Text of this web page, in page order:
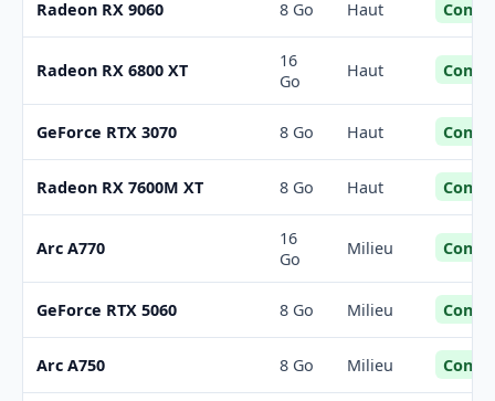
Radeon RX 9060 8 Go Haut
Radeon RX 6800 XT
16
Go
Haut
GeForce RTX 3070 8 Go Haut
Radeon RX 7600M XT 8 Go Haut
Arc A770
16
Go
Milieu
GeForce RTX 5060 8 Go Milieu
Arc A750 8 Go Milieu